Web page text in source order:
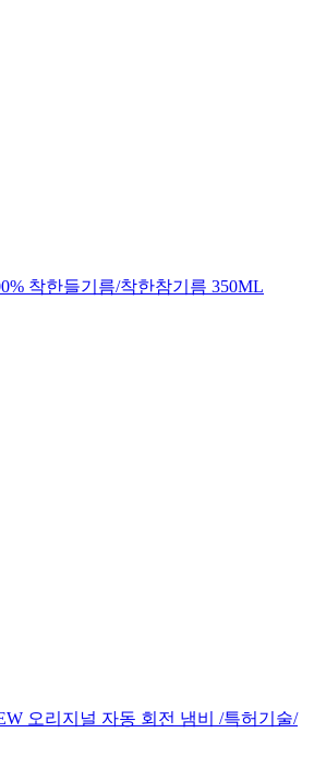
착한들기름/착한참기름 350ML
오리지널 자동 회전 냄비 /특허기술/